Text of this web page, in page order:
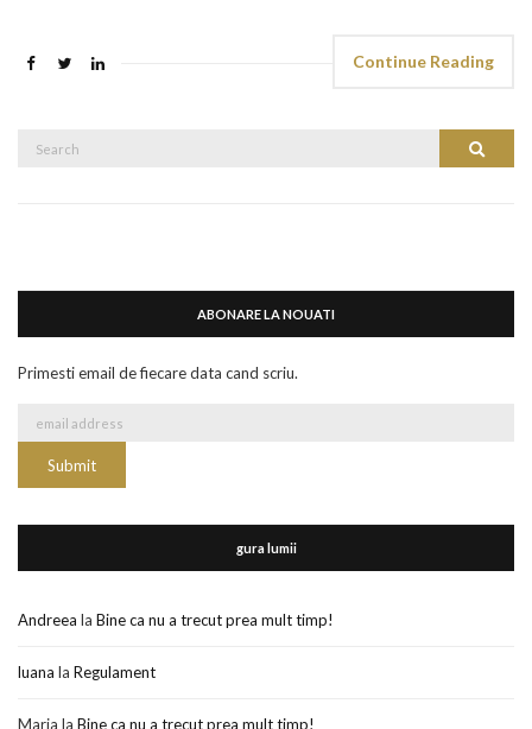
Continue Reading
Search
ABONARE LA NOUATI
Primesti email de fiecare data cand scriu.
gura lumii
Andreea la Bine ca nu a trecut prea mult timp!
luana la Regulament
Maria la Bine ca nu a trecut prea mult timp!